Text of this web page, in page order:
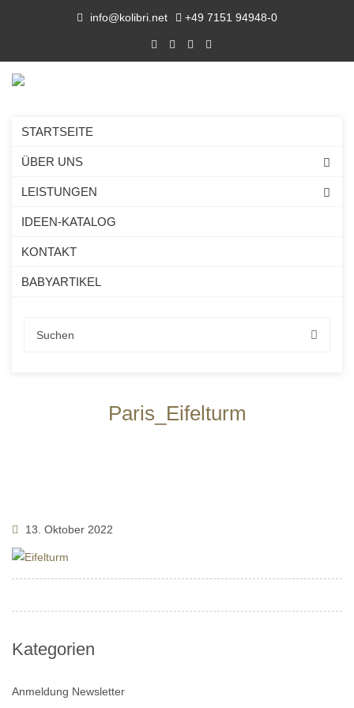
info@kolibri.net +49 7151 94948-0
STARTSEITE
ÜBER UNS
LEISTUNGEN
IDEEN-KATALOG
KONTAKT
BABYARTIKEL
Paris_Eifelturm
13. Oktober 2022
Kategorien
Anmeldung Newsletter